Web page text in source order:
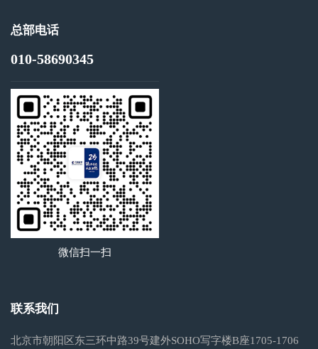
总部电话
010-58690345
微信扫一扫
联系我们
北京市朝阳区东三环中路39号建外SOHO写字楼B座1705-1706